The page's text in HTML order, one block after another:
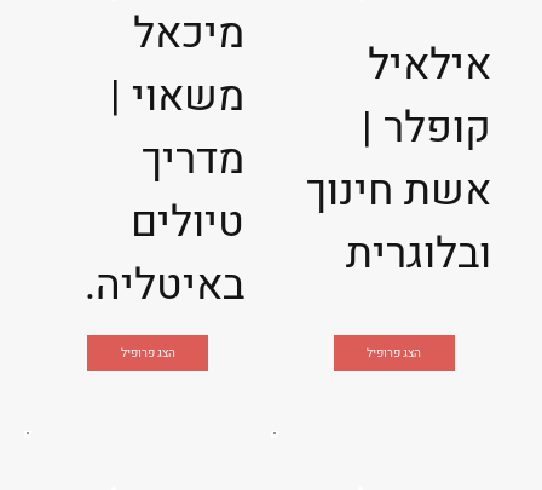
מיכאל
משאוי |
מדריך
טיולים
באיטליה.
הצג פרופיל
אילאיל
קופלר |
אשת חינוך
ובלוגרית
הצג פרופיל